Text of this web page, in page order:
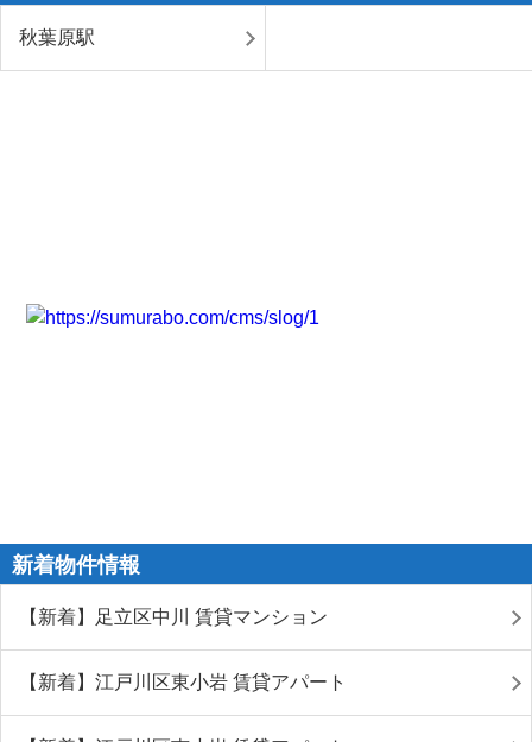
秋葉原駅
新着物件情報
【新着】足立区中川 賃貸マンション
【新着】江戸川区東小岩 賃貸アパート